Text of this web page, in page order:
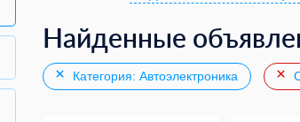
Найденные
Категория: Автоэлектроника